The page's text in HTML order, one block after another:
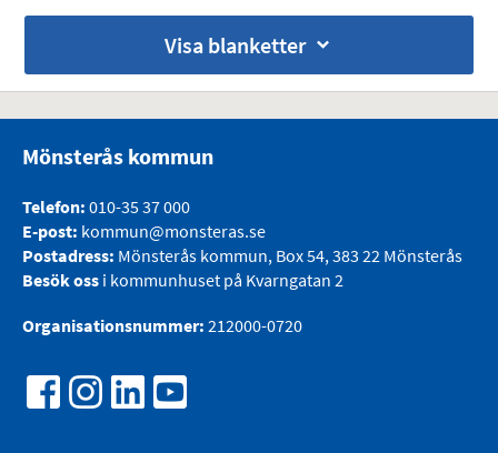
Visa blanketter
Mönsterås kommun
Telefon: 010-35 37 000
E-post: kommun@monsteras.se
Postadress: Mönsterås kommun, Box 54, 383 22 Mönsterås
Besök oss i kommunhuset på Kvarngatan 2
Organisationsnummer: 212000-0720